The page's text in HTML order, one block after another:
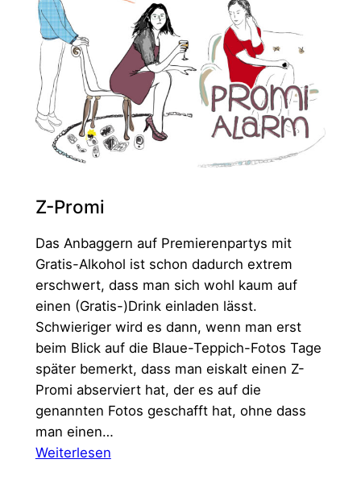
Z-Promi
Das Anbaggern auf Premierenpartys mit
Gratis-Alkohol ist schon dadurch extrem
erschwert, dass man sich wohl kaum auf
einen (Gratis-)Drink einladen lässt.
Schwieriger wird es dann, wenn man erst
beim Blick auf die Blaue-Teppich-Fotos Tage
später bemerkt, dass man eiskalt einen Z-
Promi abserviert hat, der es auf die
genannten Fotos geschafft hat, ohne dass
man einen…
Weiterlesen: